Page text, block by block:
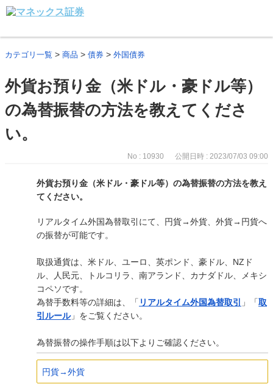
カテゴリ一覧 > 商品 > 債券 > 外国債券
外貨お預り金（米ドル・豪ドル等）
の為替振替の方法を教えてくださ
い。
No : 10930 公開日時 : 2023/07/03 09:00
外貨お預り金（米ドル・豪ドル等）の為替振替の方法を教え
てください。
リアルタイム外国為替取引にて、円貨→外貨、外貨→円貨へ
の振替が可能です。
取扱通貨は、米ドル、ユーロ、英ポンド、豪ドル、NZド
ル、人民元、トルコリラ、南アランド、カナダドル、メキシ
コペソです。
為替手数料等の詳細は、「 リアルタイム外国為替取引 」「取
引ルール」をご覧ください。
為替振替の操作手順は以下よりご確認ください。
円貨→外貨